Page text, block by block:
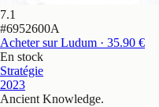
7.1
#6952600A
Acheter sur Ludum · 35.90 €
En stock
Stratégie
2023
Ancient Knowledge.